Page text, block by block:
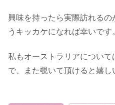
興味を持ったら実際訪れる
うキッカケになれば幸いです
私もオーストラリアについ
で、また覗いて頂けると嬉し